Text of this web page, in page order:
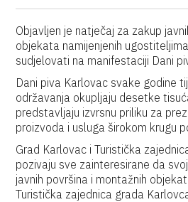
Objavljen je natječaj za zakup
objekata namijenjenih
sudjelovati na manifestaciji Dani
Dani piva Karlovac svake godine
održavanja okupljaju desetke
predstavljaju izvrsnu priliku za
proizvoda i usluga širokom krugu
Grad Karlovac i Turistička
pozivaju sve zainteresirane da
javnih površina i montažnih
Turistička zajednica grada